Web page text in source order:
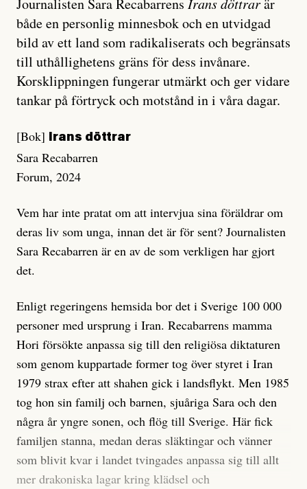
Journalisten Sara Recabarrens Irans döttrarär
både en personlig minnesbok och en utvidgad
bild av ett land som radikaliserats och begränsats
till uthållighetens gräns för dess invånare.
Korsklippningen fungerar utmärkt och ger vidare
tankar på förtryck och motstånd in i våra dagar.
[Bok] Irans döttrar
Sara Recabarren
Forum, 2024
Vem har inte pratat om att intervjua sina föräldrar om
deras liv som unga, innan det är för sent? Journalisten
Sara Recabarren är en av de som verkligen har gjort
det.
Enligt regeringens hemsida bor det i Sverige 100 000
personer med ursprung i Iran. Recabarrens mamma
Hori försökte anpassa sig till den religiösa diktaturen
som genom kuppartade former tog över styret i Iran
1979 strax efter att shahen gick i landsflykt. Men 1985
tog hon sin familj och barnen, sjuåriga Sara och den
några år yngre sonen, och flög till Sverige. Här fick
familjen stanna, medan deras släktingar och vänner
som blivit kvar i landet tvingades anpassa sig till allt
mer drakoniska lagar kring klädsel och